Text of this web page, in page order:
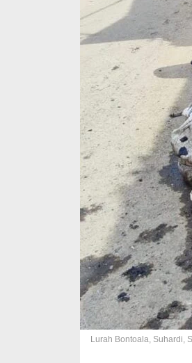
Lurah Bontoala, Suhardi,